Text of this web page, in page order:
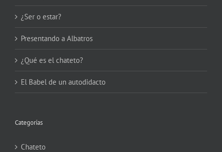
¿Ser o estar?
Presentando a Albatros
¿Qué es el chateto?
El Babel de un autodidacto
Categorías
Chateto